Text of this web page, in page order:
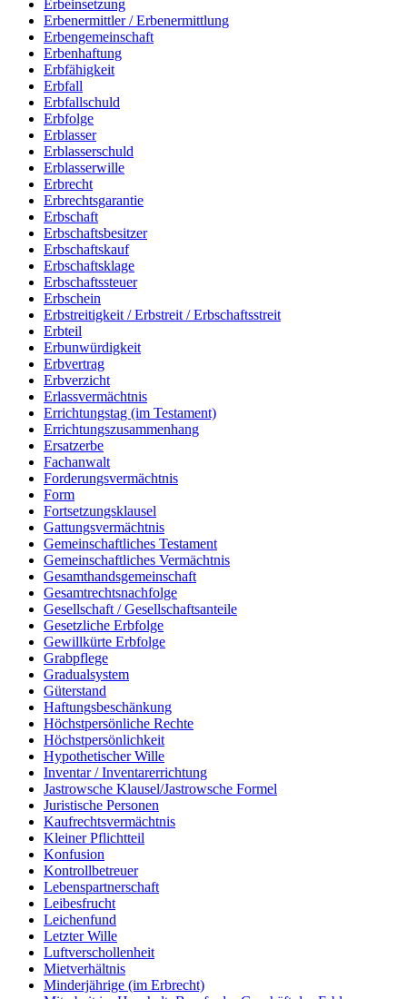
Erbeinsetzung
Erbenermittler / Erbenermittlung
Erbengemeinschaft
Erbenhaftung
Erbfähigkeit
Erbfall
Erbfallschuld
Erbfolge
Erblasser
Erblasserschuld
Erblasserwille
Erbrecht
Erbrechtsgarantie
Erbschaft
Erbschaftsbesitzer
Erbschaftskauf
Erbschaftsklage
Erbschaftssteuer
Erbschein
Erbstreitigkeit / Erbstreit / Erbschaftsstreit
Erbteil
Erbunwürdigkeit
Erbvertrag
Erbverzicht
Erlassvermächtnis
Errichtungstag (im Testament)
Errichtungszusammenhang
Ersatzerbe
Fachanwalt
Forderungsvermächtnis
Form
Fortsetzungsklausel
Gattungsvermächtnis
Gemeinschaftliches Testament
Gemeinschaftliches Vermächtnis
Gesamthandsgemeinschaft
Gesamtrechtsnachfolge
Gesellschaft / Gesellschaftsanteile
Gesetzliche Erbfolge
Gewillkürte Erbfolge
Grabpflege
Gradualsystem
Güterstand
Haftungsbeschänkung
Höchstpersönliche Rechte
Höchstpersönlichkeit
Hypothetischer Wille
Inventar / Inventarerrichtung
Jastrowsche Klausel/Jastrowsche Formel
Juristische Personen
Kaufrechtsvermächtnis
Kleiner Pflichtteil
Konfusion
Kontrollbetreuer
Lebenspartnerschaft
Leibesfrucht
Leichenfund
Letzter Wille
Luftverschollenheit
Mietverhältnis
Minderjährige (im Erbrecht)